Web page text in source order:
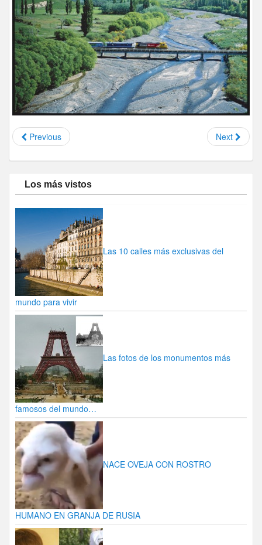
Previous Next
Los más vistos
Las 10 calles más exclusivas del
mundo para vivir
Las fotos de los monumentos más
famosos del mundo…
NACE OVEJA CON ROSTRO
HUMANO EN GRANJA DE RUSIA